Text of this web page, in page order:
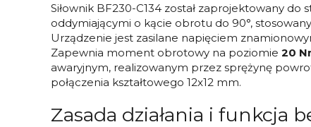
Siłownik BF230-C134 został zaprojektowany
oddymiającymi o kącie obrotu do 90°,
Urządzenie jest zasilane napięciem
Zapewnia moment obrotowy na poziomie 20
awaryjnym, realizowanym przez sprężynę
połączenia kształtowego 12x12 mm.
Zasada działania i funkcja